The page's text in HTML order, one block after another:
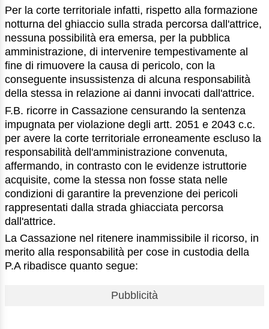
Per la corte territoriale infatti, rispetto alla formazione
notturna del ghiaccio sulla strada percorsa dall'attrice,
nessuna possibilità era emersa, per la pubblica
amministrazione, di intervenire tempestivamente al
fine di rimuovere la causa di pericolo, con la
conseguente insussistenza di alcuna responsabilità
della stessa in relazione ai danni invocati dall'attrice.
F.B. ricorre in Cassazione censurando la sentenza
impugnata per violazione degli artt. 2051 e 2043 c.c.
per avere la corte territoriale erroneamente escluso la
responsabilità dell'amministrazione convenuta,
affermando, in contrasto con le evidenze istruttorie
acquisite, come la stessa non fosse stata nelle
condizioni di garantire la prevenzione dei pericoli
rappresentati dalla strada ghiacciata percorsa
dall'attrice.
La Cassazione nel ritenere inammissibile il ricorso, in
merito alla responsabilità per cose in custodia della
P.A ribadisce quanto segue:
Pubblicità